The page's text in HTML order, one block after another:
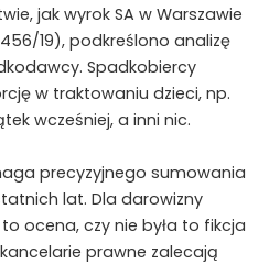
jak wyrok SA w Warszawie
19), podkreślono analizę
Spadkobiercy
w traktowaniu dzieci, np.
wcześniej, a inni nic.
precyzyjnego sumowania
lat. Dla darowizny
ocena, czy nie była to fikcja
prawne zalecają